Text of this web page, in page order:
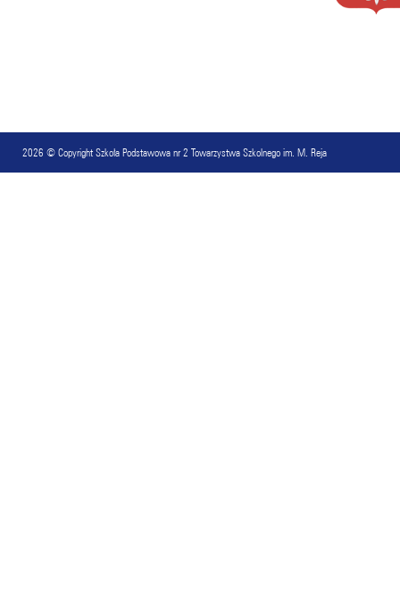
2026 © Copyright Szkoła Podstawowa nr 2 Towarzystwa Szkolnego im. M. Reja